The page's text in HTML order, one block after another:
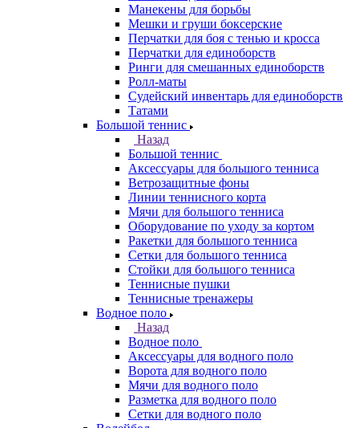
Манекены для борьбы
Мешки и груши боксерские
Перчатки для боя с тенью и кросса
Перчатки для единоборств
Ринги для смешанных единоборств
Ролл-маты
Судейский инвентарь для единоборств
Татами
Большой теннис
Назад
Большой теннис
Аксессуары для большого тенниса
Ветрозащитные фоны
Линии теннисного корта
Мячи для большого тенниса
Оборудование по уходу за кортом
Ракетки для большого тенниса
Сетки для большого тенниса
Стойки для большого тенниса
Теннисные пушки
Теннисные тренажеры
Водное поло
Назад
Водное поло
Аксессуары для водного поло
Ворота для водного поло
Мячи для водного поло
Разметка для водного поло
Сетки для водного поло